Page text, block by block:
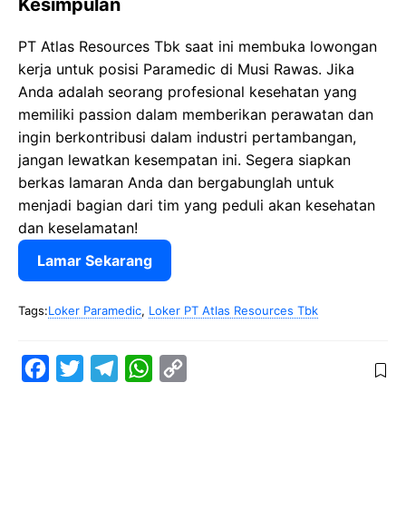
Kesimpulan
PT Atlas Resources Tbk saat ini membuka lowongan
kerja untuk posisi Paramedic di Musi Rawas. Jika
Anda adalah seorang profesional kesehatan yang
memiliki passion dalam memberikan perawatan dan
ingin berkontribusi dalam industri pertambangan,
jangan lewatkan kesempatan ini. Segera siapkan
berkas lamaran Anda dan bergabunglah untuk
menjadi bagian dari tim yang peduli akan kesehatan
dan keselamatan!
Lamar Sekarang
Tags:Loker Paramedic, Loker PT Atlas Resources Tbk
W